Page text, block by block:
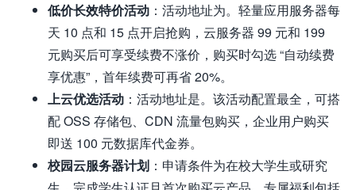
低价长效特价活动 ：活动地址为。轻量应用服务器每
天 10 点和 15 点开启抢购，云服务器 99 元和 199
元购买后可享受续费不涨价，购买时勾选 “自动续费
享优惠”，首年续费可再省 20%。
上云优选活动 ：活动地址是。该活动配置最全，可搭
配 OSS 存储包、CDN 流量包购买，企业用户购买
即送 100 元数据库代金券。
校园云服务器计划 ：申请条件为在校大学生或研究